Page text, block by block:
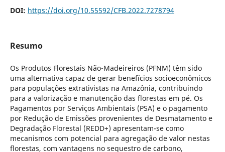
DOI: https://doi.org/10.55592/CFB.2022.7278794
Resumo
Os Produtos Florestais Não-Madeireiros (PFNM) têm sido
uma alternativa capaz de gerar benefícios socioeconômicos
para populações extrativistas na Amazônia, contribuindo
para a valorização e manutenção das florestas em pé. Os
Pagamentos por Serviços Ambientais (PSA) e o pagamento
por Redução de Emissões provenientes de Desmatamento e
Degradação Florestal (REDD+) apresentam-se como
mecanismos com potencial para agregação de valor nestas
florestas, com vantagens no sequestro de carbono,